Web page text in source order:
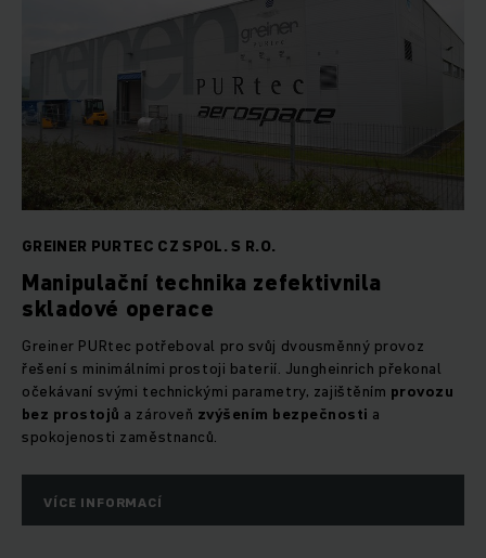
GREINER PURTEC CZ SPOL. S R.O.
Manipulační technika zefektivnila
skladové operace
Greiner PURtec potřeboval pro svůj dvousměnný provoz
řešení s minimálními prostoji baterií. Jungheinrich překonal
očekávaní svými technickými parametry, zajištěním provozu
bez prostojů a zároveň zvýšením bezpečnosti a
spokojenosti zaměstnanců.
VÍCE INFORMACÍ